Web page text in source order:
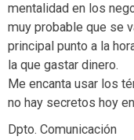
mentalidad en los
muy probable que se
principal punto a la
la que gastar dinero.
Me encanta usar los
no hay secretos hoy
Dpto. Comunicación